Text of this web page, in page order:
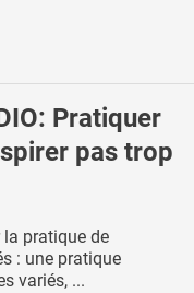
Pratiquer
pas trop
la pratique de
: une pratique
variés, ...